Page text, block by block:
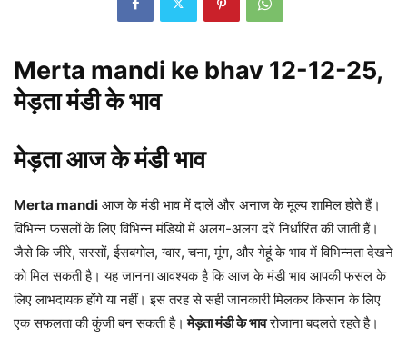
Merta mandi ke bhav 12-12-25,
मेड़ता मंडी के भाव
मेड़ता आज के मंडी भाव
Merta mandi आज के मंडी भाव में दालें और अनाज के मूल्य शामिल होते हैं।
विभिन्न फसलों के लिए विभिन्न मंडियों में अलग-अलग दरें निर्धारित की जाती हैं।
जैसे कि जीरे, सरसों, ईसबगोल, ग्वार, चना, मूंग, और गेहूं के भाव में विभिन्नता देखने
को मिल सकती है। यह जानना आवश्यक है कि आज के मंडी भाव आपकी फसल के
लिए लाभदायक होंगे या नहीं। इस तरह से सही जानकारी मिलकर किसान के लिए
एक सफलता की कुंजी बन सकती है। मेड़ता मंडी के भावरोजाना बदलते रहते है।